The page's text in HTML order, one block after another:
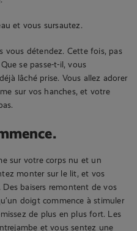
et vous sursautez.
vous détendez. Cette fois, pas
se passe-t-il, vous
lâché prise. Vous allez adorer
sur vos hanches, et votre
sur votre corps nu et un
monter sur le lit, et vos
baisers remontent de vos
doigt commence à stimuler
de plus en plus fort. Les
et vous sentez une